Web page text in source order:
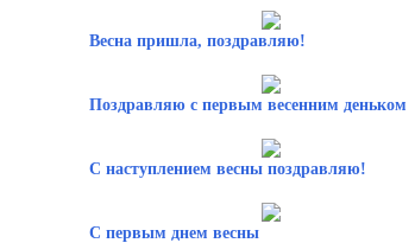
Весна пришла, поздравляю!
Поздравляю с первым весенним деньком
С наступлением весны поздравляю!
С первым днем весны